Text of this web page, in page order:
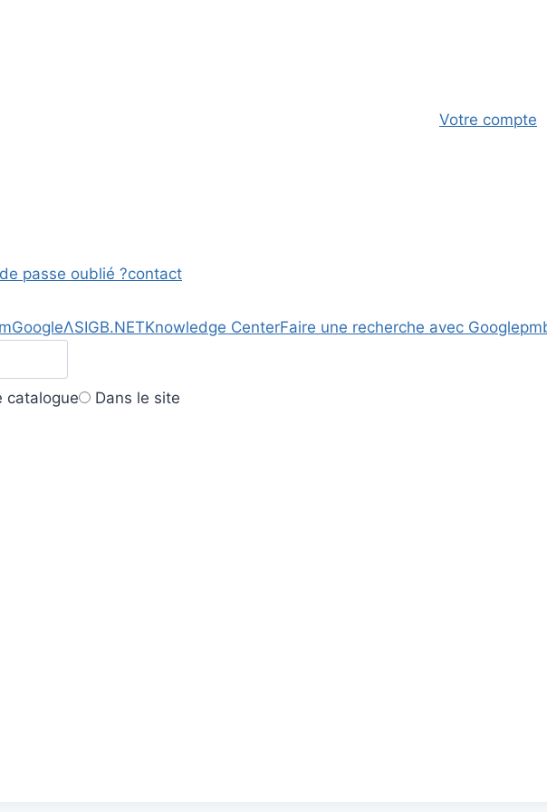
Votre compte
passe oublié ?contact
GoogleΛSIGB.NETKnowledge CenterFaire une recherche avec Google
catalogue
Dans le site